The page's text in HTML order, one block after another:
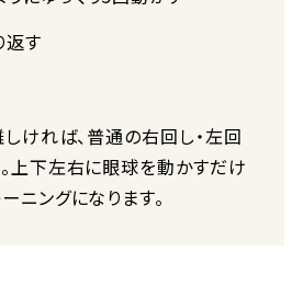
す
ければ、普通の右回し・左回
上下左右に眼球を動かすだけ
ニングになります。